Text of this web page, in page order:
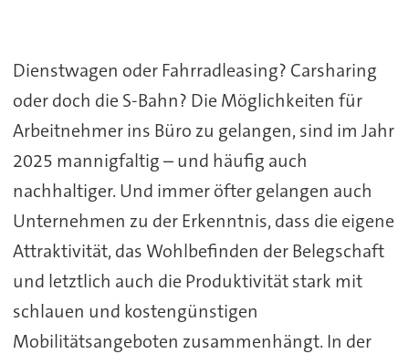
Dienstwagen oder Fahrradleasing? Carsharing
oder doch die S-Bahn? Die Möglichkeiten für
Arbeitnehmer ins Büro zu gelangen, sind im Jahr
2025 mannigfaltig – und häufig auch
nachhaltiger. Und immer öfter gelangen auch
Unternehmen zu der Erkenntnis, dass die eigene
Attraktivität, das Wohlbefinden der Belegschaft
und letztlich auch die Produktivität stark mit
schlauen und kostengünstigen
Mobilitätsangeboten zusammenhängt. In der